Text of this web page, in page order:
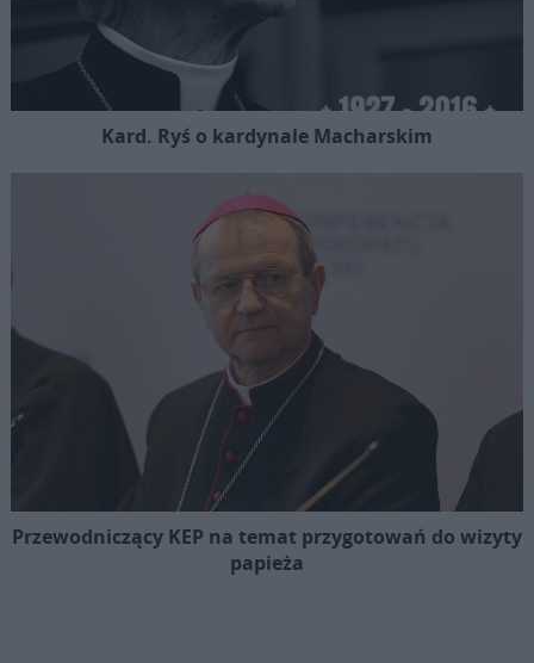
Kard. Ryś o kardynale Macharskim
Przewodniczący KEP na temat przygotowań do wizyty
papieża